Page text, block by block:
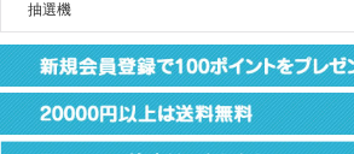
抽選機